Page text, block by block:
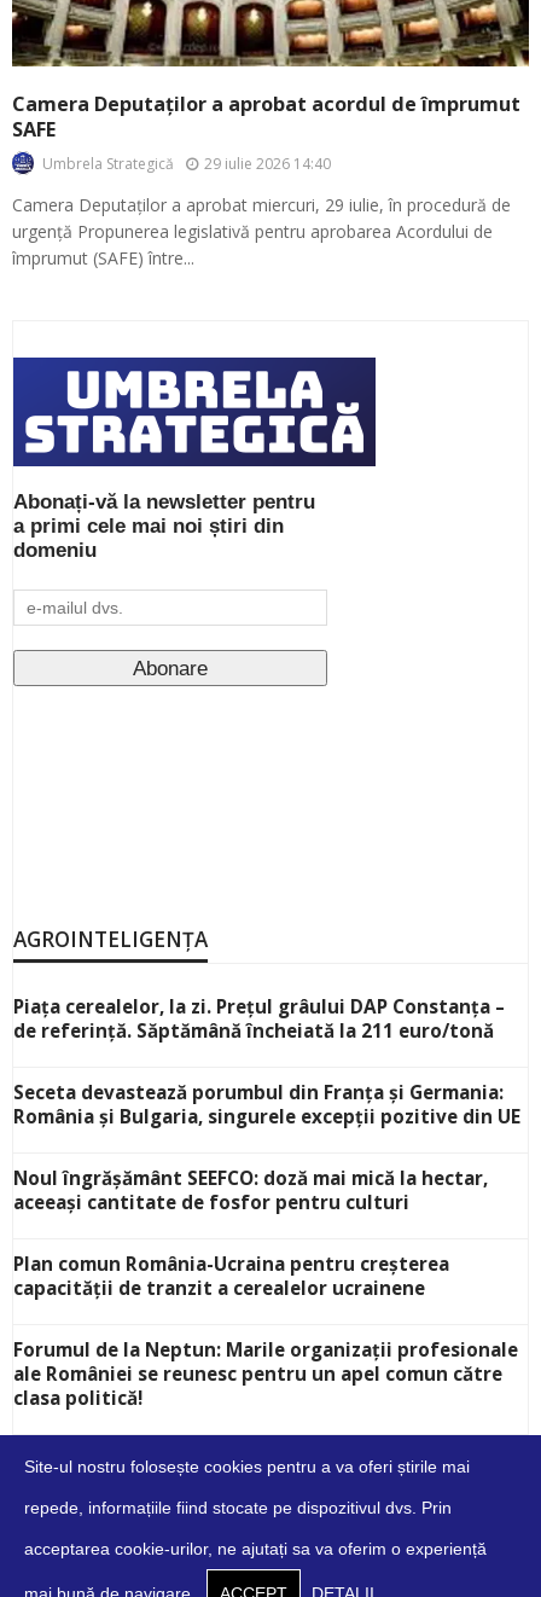
Camera Deputaților a aprobat acordul de împrumut
SAFE
Umbrela Strategică 29 iulie 2026 14:40
Camera Deputaților a aprobat miercuri, 29 iulie, în procedură de
urgență Propunerea legislativă pentru aprobarea Acordului de
împrumut (SAFE) între...
Abonați-vă la newsletter pentru
a primi cele mai noi știri din
domeniu
AGROINTELIGENȚA
Piața cerealelor, la zi. Prețul grâului DAP Constanța –
de referință. Săptămână încheiată la 211 euro/tonă
Seceta devastează porumbul din Franța și Germania:
România și Bulgaria, singurele excepții pozitive din UE
Noul îngrășământ SEEFCO: doză mai mică la hectar,
aceeași cantitate de fosfor pentru culturi
Plan comun România-Ucraina pentru creșterea
capacității de tranzit a cerealelor ucrainene
Forumul de la Neptun: Marile organizații profesionale
ale României se reunesc pentru un apel comun către
clasa politică!
Site-ul nostru folosește cookies pentru a va oferi știrile mai
repede, informațiile fiind stocate pe dispozitivul dvs. Prin
acceptarea cookie-urilor, ne ajutați sa va oferim o experiență